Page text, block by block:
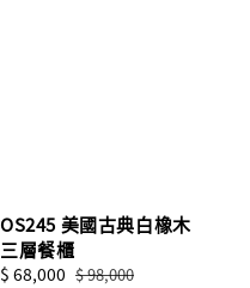
OS245 美國古典白橡木
三層餐櫃
Sale
$ 68,000 Regular
$ 98,000